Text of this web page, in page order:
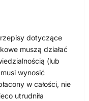
dotyczące
muszą działać
(lub
wynosić
w całości, nie
utrudniła